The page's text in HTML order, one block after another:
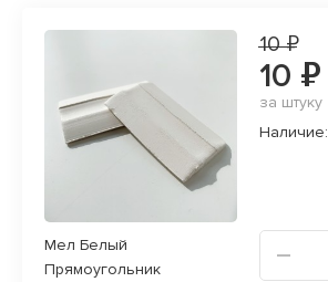
Мел Белый
Прямоугольник
10 ₽
10 ₽
за штуку
Наличие: